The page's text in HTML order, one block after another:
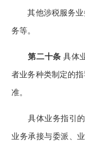
其他涉税服务业
务等。
第二十条 具体
者业务种类制定的
准。
具体业务指引的
业务承接与委派、